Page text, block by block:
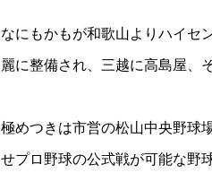
なにもかもが和歌山よりハイセ
麗に整備され、三越に高島屋、
極めつきは市営の松山中央野球
せプロ野球の公式戦が可能な野